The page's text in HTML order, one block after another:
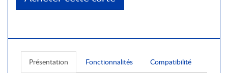
Présentation Fonctionnalités Compatibilité